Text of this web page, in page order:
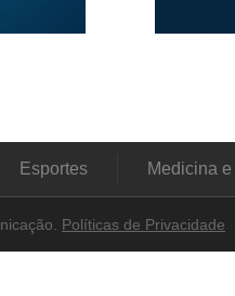
Esportes Medicina
Políticas de Privacidade